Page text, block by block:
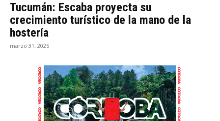
Tucumán: Escaba proyecta su
crecimiento turístico de la mano de la
hostería
marzo 31, 2025